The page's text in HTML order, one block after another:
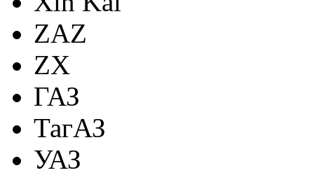
ZAZ
ZX
ГАЗ
ТагАЗ
УАЗ